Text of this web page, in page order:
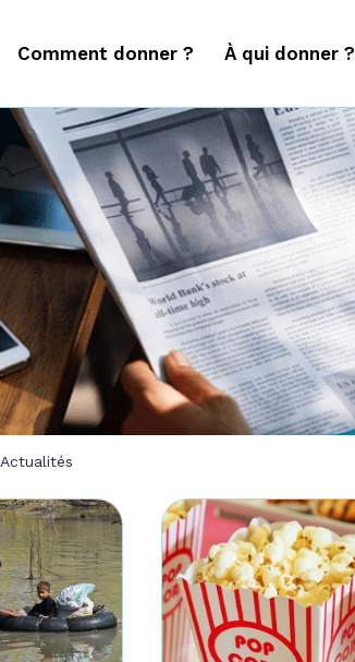
Comment donner ? À qui donner ?
Actualités